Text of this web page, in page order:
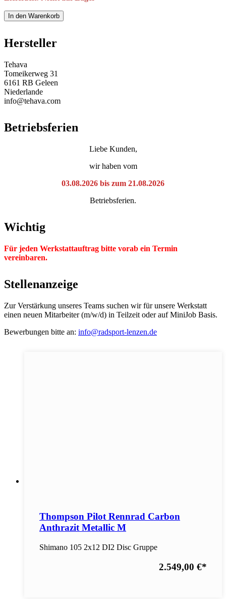
In den Warenkorb
Hersteller
Tehava
Tomeikerweg 31
6161 RB Geleen
Niederlande
info@tehava.com
Betriebsferien
Liebe Kunden,
wir haben vom
03.08.2026 bis zum 21.08.2026
Betriebsferien.
Wichtig
Für jeden Werkstattauftrag bitte vorab ein Termin
vereinbaren.
Stellenanzeige
Zur Verstärkung unseres Teams suchen wir für unsere Werkstatt
einen neuen Mitarbeiter (m/w/d) in Teilzeit oder auf MiniJob Basis.
Bewerbungen bitte an: info@radsport-lenzen.de
Thompson Pilot Rennrad Carbon
Anthrazit Metallic M
Shimano 105 2x12 DI2 Disc Gruppe
2.549,00 €*